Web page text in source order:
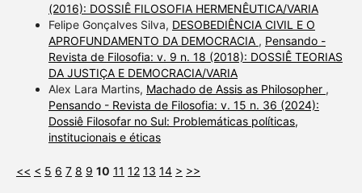
(2016): DOSSIÊ FILOSOFIA HERMENÊUTICA/VARIA
Felipe Gonçalves Silva, DESOBEDIÊNCIA CIVIL E O
APROFUNDAMENTO DA DEMOCRACIA , Pensando -
Revista de Filosofia: v. 9 n. 18 (2018): DOSSIÊ TEORIAS
DA JUSTIÇA E DEMOCRACIA/VARIA
Alex Lara Martins, Machado de Assis as Philosopher ,
Pensando - Revista de Filosofia: v. 15 n. 36 (2024):
Dossiê Filosofar no Sul: Problemáticas políticas,
institucionais e éticas
<< < 5 6 7 8 9 10 11 12 13 14 > >>